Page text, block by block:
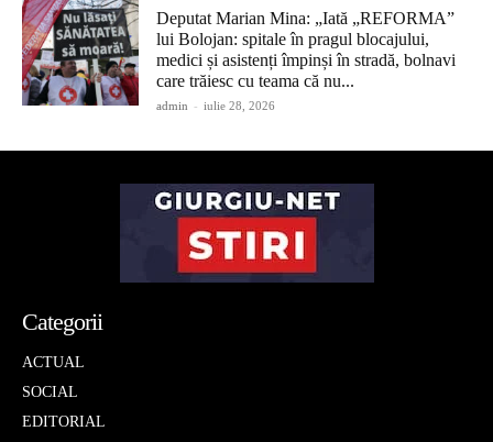
Deputat Marian Mina: „Iată „REFORMA”
lui Bolojan: spitale în pragul blocajului,
medici și asistenți împinși în stradă, bolnavi
care trăiesc cu teama că nu...
admin - iulie 28, 2026
Categorii
ACTUAL
SOCIAL
EDITORIAL